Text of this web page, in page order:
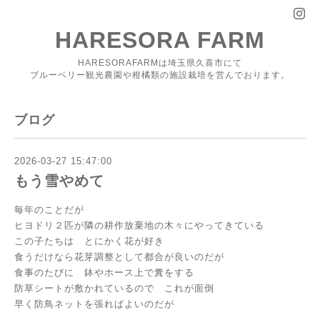
HARESORA FARM
HARESORAFARMは埼玉県久喜市にて
ブルーベリー観光農園や柑橘類の施設栽培を営んでおります。
ブログ
2026-03-27 15:47:00
もう雪やめて
毎年のことだが
ヒヨドリ２匹が隣の耕作放棄地の木々にやってきている
この子たちは とにかく花が好き
食うだけなら花芽調整として都合が良いのだが
食事のたびに 鉢やホース上で糞をする
防草シートが敷かれているので これが面倒
早く防鳥ネットを張ればよいのだが